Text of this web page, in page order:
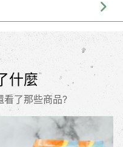
什麼
看了那些商品?